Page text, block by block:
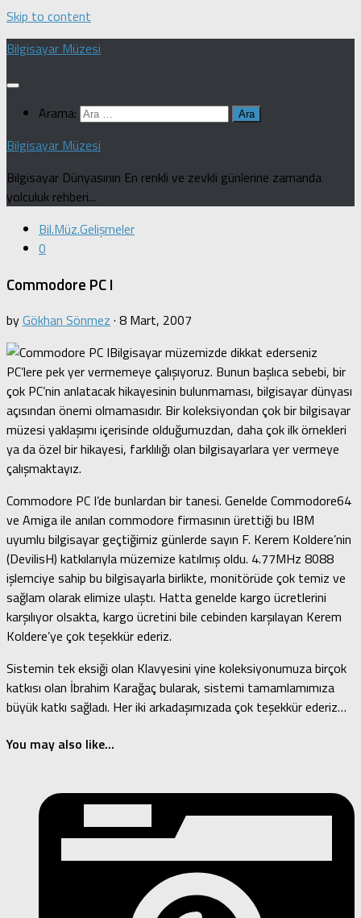
Skip to content
Bilgisayar Müzesi
Arama:
Bilgisayar Müzesi
Bilgisayar Dünyasının En renkli ve zevkli günlerine zamanda
yolculuk rehberi...
Bil.Müz.Gelişmeler
0
Commodore PC I
byGökhan Sönmez · 8 Mart, 2007
Bilgisayar müzemizde dikkat ederseniz
PC’lere pek yer vermemeye çalışıyoruz. Bunun başlıca sebebi, bir
çok PC’nin anlatacak hikayesinin bulunmaması, bilgisayar dünyası
açısından önemi olmamasıdır. Bir koleksiyondan çok bir bilgisayar
müzesi yaklaşımı içerisinde olduğumuzdan, daha çok ilk örnekleri
ya da özel bir hikayesi, farklılığı olan bilgisayarlara yer vermeye
çalışmaktayız.
Commodore PC I’de bunlardan bir tanesi. Genelde Commodore64
ve Amiga ile anılan commodore firmasının ürettiği bu IBM
uyumlu bilgisayar geçtiğimiz günlerde sayın F. Kerem Koldere’nin
(DevilisH) katkılarıyla müzemize katılmış oldu. 4.77MHz 8088
işlemciye sahip bu bilgisayarla birlikte, monitörüde çok temiz ve
sağlam olarak elimize ulaştı. Hatta genelde kargo ücretlerini
karşılıyor olsakta, kargo ücretini bile cebinden karşılayan Kerem
Koldere’ye çok teşekkür ederiz.
Sistemin tek eksiği olan Klavyesini yine koleksiyonumuza birçok
katkısı olan İbrahim Karağaç bularak, sistemi tamamlamımıza
büyük katkı sağladı. Her iki arkadaşımızada çok teşekkür ederiz…
You may also like...